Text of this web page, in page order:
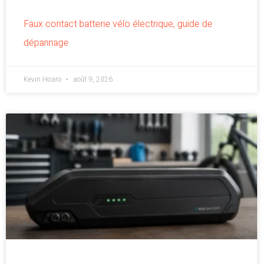
Faux contact batterie vélo électrique, guide de
dépannage
Kevin Hoaro août 9, 2026